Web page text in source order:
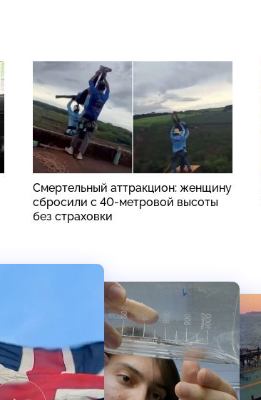
Смертельный аттракцион: женщину
сбросили с 40-метровой высоты
без страховки